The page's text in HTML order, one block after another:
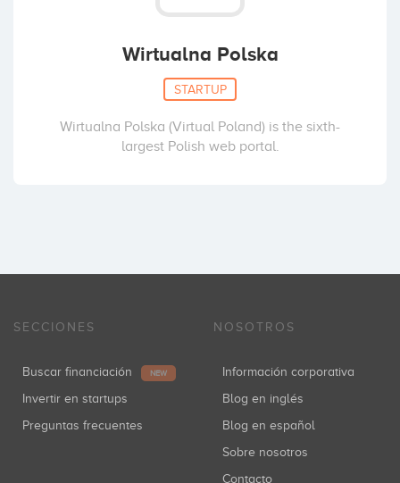
Wirtualna Polska
STARTUP
Wirtualna Polska (Virtual Poland) is the sixth-
largest Polish web portal.
SECCIONES
Buscar financiación NEW
Invertir en startups
Preguntas frecuentes
NOSOTROS
Información corporativa
Blog en inglés
Blog en español
Sobre nosotros
Contacto